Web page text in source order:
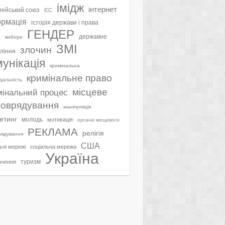
союз ЄС імідж інтернет
історія держави і права
вибори ГЕНДЕР державне
злочин ЗМІ
кримінальна
кримінальне право
процес місцеве
маніпуляція
молодь мотивація органи місцевого
РЕКЛАМА релігія
мережі соціальна мережа США
туризм Україна